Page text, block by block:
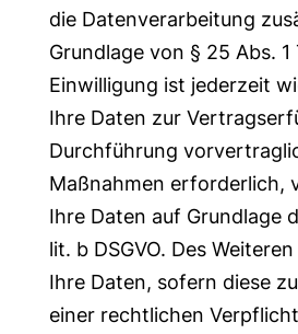
die Datenverarbeitung
Grundlage von § 25 Abs. 1
Einwilligung ist jederzeit
Ihre Daten zur
Durchführung
Maßnahmen erforderlich,
Ihre Daten auf Grundlage
lit. b DSGVO. Des
Ihre Daten, sofern diese
einer rechtlichen